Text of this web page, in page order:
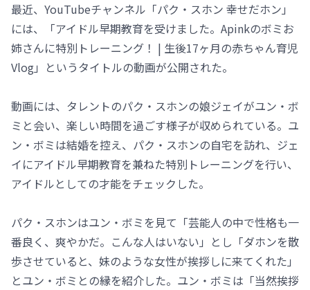
最近、YouTubeチャンネル「パク・スホン 幸せだホン」
には、「アイドル早期教育を受けました。Apinkのボミお
姉さんに特別トレーニング！ | 生後17ヶ月の赤ちゃん育児
Vlog」というタイトルの動画が公開された。
動画には、タレントのパク・スホンの娘ジェイがユン・ボ
ミと会い、楽しい時間を過ごす様子が収められている。ユ
ン・ボミは結婚を控え、パク・スホンの自宅を訪れ、ジェ
イにアイドル早期教育を兼ねた特別トレーニングを行い、
アイドルとしての才能をチェックした。
パク・スホンはユン・ボミを見て「芸能人の中で性格も一
番良く、爽やかだ。こんな人はいない」とし「ダホンを散
歩させていると、妹のような女性が挨拶しに来てくれた」
とユン・ボミとの縁を紹介した。ユン・ボミは「当然挨拶